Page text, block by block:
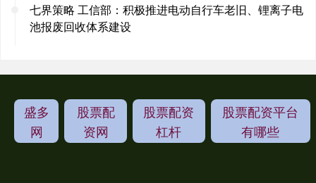
七界策略 工信部：积极推进电动自行车老旧、锂离子电
池报废回收体系建设
盛多
网
股票配
资网
股票配资
杠杆
股票配资平台
有哪些